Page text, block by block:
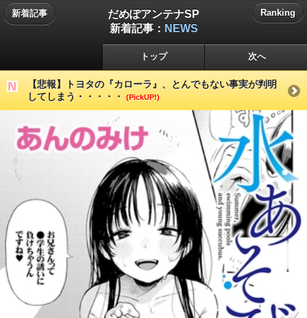
新着記事
だめぽアンテナSP
新着記事： NEWS
Ranking
トップ 次へ
【悲報】トヨタの『カローラ』、とんでもない事実が判明
してしまう・・・・・
(PickUP!)